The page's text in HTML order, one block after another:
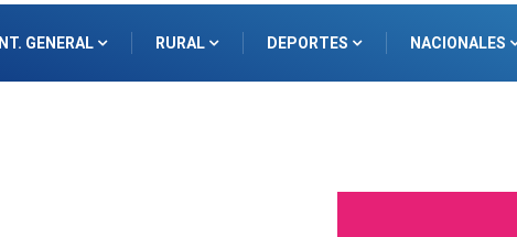
INT. GENERAL RURAL DEPORTES NACIONALES